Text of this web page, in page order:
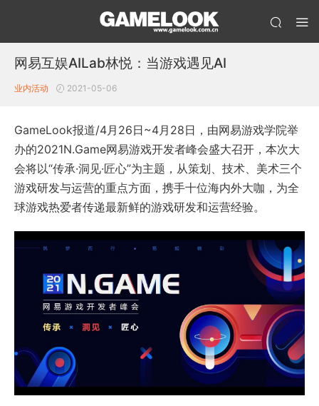
网易互娱AILab林悦：当游戏遇见AI
业内活动 2021-05-06
GameLook报道/4月26日~4月28日，由网易游戏学院举
办的2021N.Game网易游戏开发者峰会盛大召开，本次大
会将以“传承·洞见·匠心”为主题，从策划、技术、美术三个
游戏研发与运营的重点方面，携手十位海内外大咖，为全
球游戏热爱者传递最新鲜的游戏研发和运营经验。